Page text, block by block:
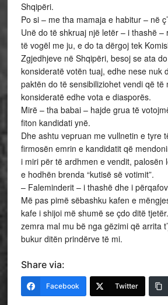
Shqipëri.
Po si – me tha mamaja e habitur – në
Unë do të shkruaj një letër – i thashë –
të vogël me ju, e do ta dërgoj tek
Zgjedhjeve në Shqipëri, besoj se ata
konsideratë votën tuaj, edhe nese nuk
paktën do të sensibiliziohet vendi që të
konsideratë edhe vota e diasporës.
Mirë – tha babai – hajde grua të
fiton kandidati ynë.
Dhe ashtu vepruan me vullnetin e tyre
firmosën emrin e kandidatit që
i miri për të ardhmen e vendit, palosën
e hodhën brenda “kutisë së votimit”.
– Faleminderit – i thashë dhe i
Më pas pimë sëbashku kafen e
kafe i shijoi më shumë se çdo ditë
zemra mal mu bë nga gëzimi që arrita
bukur ditën prindërve të mi.
Share via:
Facebook Twitter